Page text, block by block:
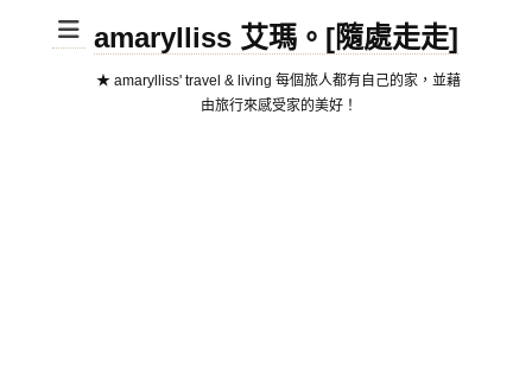
amarylliss 艾瑪。[隨處走走]
★ amarylliss' travel & living 每個旅人都有自己的家，並藉
由旅行來感受家的美好！